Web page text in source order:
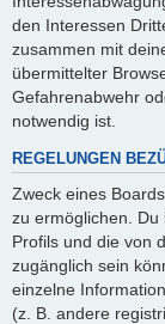
den Interessen
zusammen mit
übermittelter
Gefahrenabwehr
notwendig ist.
REGELUNGEN
Zweck eines
zu ermöglichen.
Profils und die von
zugänglich sein
einzelne
(z. B. andere